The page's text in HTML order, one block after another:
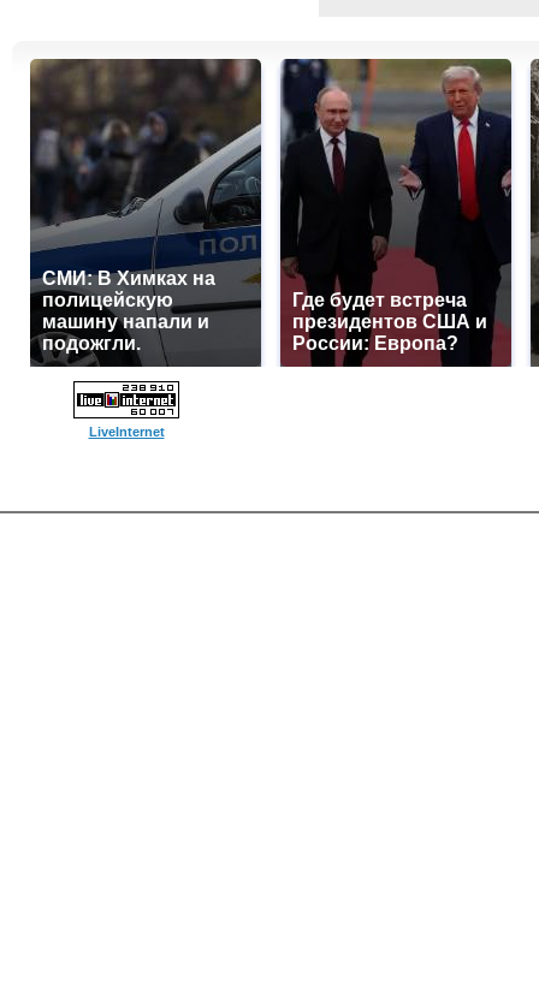
СМИ: В Химках на
полицейскую
машину напали и
подожгли.
Где будет встреча
президентов США и
России: Европа?
LiveInternet